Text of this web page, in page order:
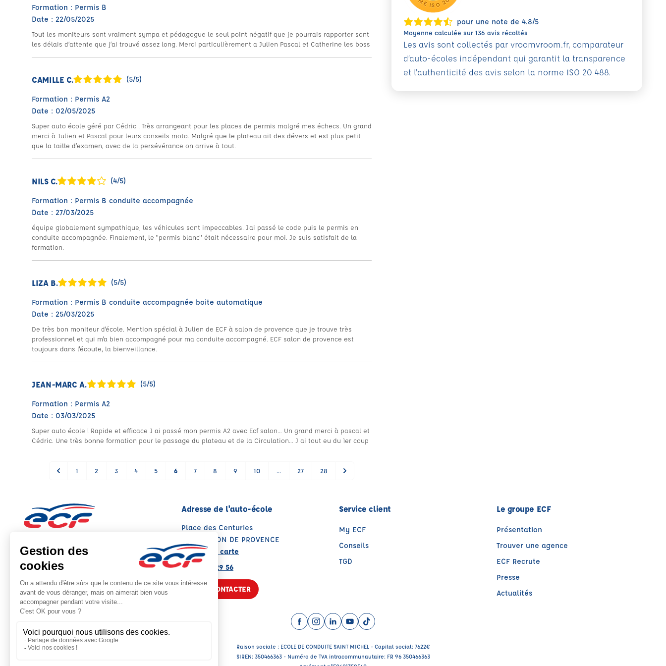
Formation : Permis B
Date : 22/05/2025
Tout les moniteurs sont vraiment sympa et pédagogue le seul point négatif que je pourrais rapporter sont
les délais d’attente que j’ai trouvé assez long. Merci particulièrement a Julien Pascal et Catherine les boss
CAMILLE C. (5/5)
Formation : Permis A2
Date : 02/05/2025
Super auto école géré par Cédric ! Très arrangeant pour les places de permis malgré mes échecs. Un grand
merci à Julien et Pascal pour leurs conseils moto. Malgré que le plateau ait des dévers et est plus petit
que la taille d’examen, avec de la persévérance on arrive à tout.
NILS C. (4/5)
Formation : Permis B conduite accompagnée
Date : 27/03/2025
équipe globalement sympathique, les véhicules sont impeccables. J'ai passé le code puis le permis en
conduite accompagnée. Finalement, le "permis blanc" était nécessaire pour moi. Je suis satisfait de la
formation.
LIZA B. (5/5)
Formation : Permis B conduite accompagnée boite automatique
Date : 25/03/2025
De très bon moniteur d'école. Mention spécial à Julien de ECF à salon de provence que je trouve très
professionnel et qui m'a bien accompagné pour ma conduite accompagné. ECF salon de provence est
toujours dans l'écoute, la bienveillance.
JEAN-MARC A. (5/5)
Formation : Permis A2
Date : 03/03/2025
Super auto école ! Rapide et efficace J ai passé mon permis A2 avec Ecf salon… Un grand merci à pascal et
Cédric. Une très bonne formation pour le passage du plateau et de la Circulation… J ai tout eu du 1er coup
1 2 3 4 5 6 7 8 9 10 ... 27 28
pour une note de 4.8/5
Moyenne calculée sur 136 avis récoltés
Les avis sont collectés par vroomvroom.fr, comparateur
d’auto-écoles indépendant qui garantit la transparence
et l'authenticité des avis selon la norme ISO 20 488.
Note : 4.8/5
Moyenne calculée sur 136 avis
Adresse de l'auto-école
Place des Centuries
13300 SALON DE PROVENCE
Voir sur la carte
04 90 56 29 56
NOUS CONTACTER
Service client
My ECF
Conseils
TGD
Le groupe ECF
Présentation
Trouver une agence
ECF Recrute
Presse
Actualités
Facebook (nouvelle fenêtre)
Instagram (nouvelle fenêtre)
LinkedIn (nouvelle fenêtre)
YouTube (nouvelle fenêtre)
TikTok (nouvelle fenêtre)
Raison sociale : ECOLE DE CONDUITE SAINT MICHEL - Capital social: 7622€
SIREN: 350466363 - Numéro de TVA intracommunautaire: FR 96 350466363